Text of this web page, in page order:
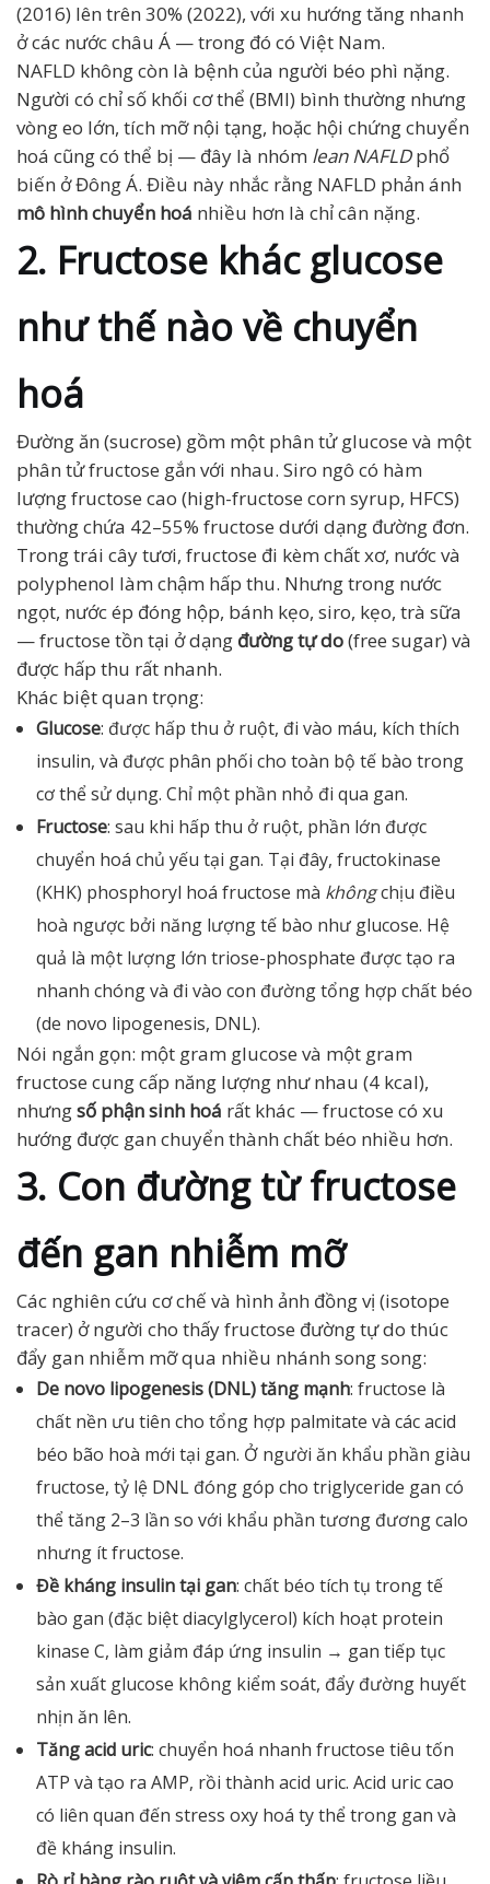
(2016) lên trên 30% (2022), với xu hướng tăng nhanh
ở các nước châu Á — trong đó có Việt Nam.
NAFLD không còn là bệnh của người béo phì nặng.
Người có chỉ số khối cơ thể (BMI) bình thường nhưng
vòng eo lớn, tích mỡ nội tạng, hoặc hội chứng chuyển
hoá cũng có thể bị — đây là nhóm lean NAFLDphổ
biến ở Đông Á. Điều này nhắc rằng NAFLD phản ánh
mô hình chuyển hoá nhiều hơn là chỉ cân nặng.
2. Fructose khác glucose
như thế nào về chuyển
hoá
Đường ăn (sucrose) gồm một phân tử glucose và một
phân tử fructose gắn với nhau. Siro ngô có hàm
lượng fructose cao (high-fructose corn syrup, HFCS)
thường chứa 42–55% fructose dưới dạng đường đơn.
Trong trái cây tươi, fructose đi kèm chất xơ, nước và
polyphenol làm chậm hấp thu. Nhưng trong nước
ngọt, nước ép đóng hộp, bánh kẹo, siro, kẹo, trà sữa
— fructose tồn tại ở dạng đường tự do(free sugar) và
được hấp thu rất nhanh.
Khác biệt quan trọng:
Glucose: được hấp thu ở ruột, đi vào máu, kích thích
insulin, và được phân phối cho toàn bộ tế bào trong
cơ thể sử dụng. Chỉ một phần nhỏ đi qua gan.
Fructose: sau khi hấp thu ở ruột, phần lớn được
chuyển hoá chủ yếu tại gan. Tại đây, fructokinase
(KHK) phosphoryl hoá fructose mà khôngchịu điều
hoà ngược bởi năng lượng tế bào như glucose. Hệ
quả là một lượng lớn triose-phosphate được tạo ra
nhanh chóng và đi vào con đường tổng hợp chất béo
(de novo lipogenesis, DNL).
Nói ngắn gọn: một gram glucose và một gram
fructose cung cấp năng lượng như nhau (4 kcal),
nhưngsố phận sinh hoá rất khác — fructose có xu
hướng được gan chuyển thành chất béo nhiều hơn.
3. Con đường từ fructose
đến gan nhiễm mỡ
Các nghiên cứu cơ chế và hình ảnh đồng vị (isotope
tracer) ở người cho thấy fructose đường tự do thúc
đẩy gan nhiễm mỡ qua nhiều nhánh song song:
De novo lipogenesis (DNL) tăng mạnh: fructose là
chất nền ưu tiên cho tổng hợp palmitate và các acid
béo bão hoà mới tại gan. Ở người ăn khẩu phần giàu
fructose, tỷ lệ DNL đóng góp cho triglyceride gan có
thể tăng 2–3 lần so với khẩu phần tương đương calo
nhưng ít fructose.
Đề kháng insulin tại gan: chất béo tích tụ trong tế
bào gan (đặc biệt diacylglycerol) kích hoạt protein
kinase C, làm giảm đáp ứng insulin → gan tiếp tục
sản xuất glucose không kiểm soát, đẩy đường huyết
nhịn ăn lên.
Tăng acid uric: chuyển hoá nhanh fructose tiêu tốn
ATP và tạo ra AMP, rồi thành acid uric. Acid uric cao
có liên quan đến stress oxy hoá ty thể trong gan và
đề kháng insulin.